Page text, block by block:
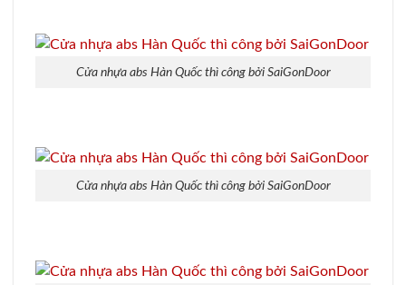
Cửa nhựa abs Hàn Quốc thì công bởi SaiGonDoor
Cửa nhựa abs Hàn Quốc thì công bởi SaiGonDoor